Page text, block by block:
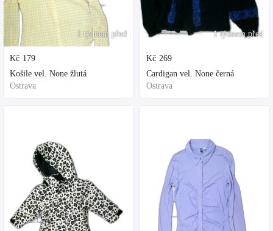
1 týdnem před
Kč 179
Košile vel. None žlutá
Ostrava
1 týdnem před
Kč 269
Cardigan vel. None černá
Ostrava